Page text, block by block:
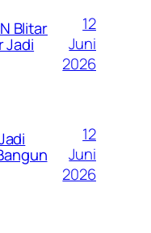
Blitar
Jadi
12
Juni
2026
12
Juni
2026